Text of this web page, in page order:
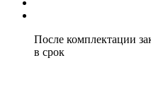
После комплектации
в срок